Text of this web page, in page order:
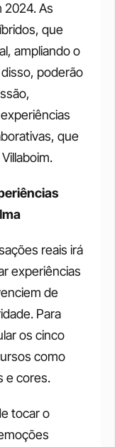
2024. As
que
ampliando o
poderão
que
reais irá
experiências
de
Para
os cinco
como
e cores.
tocar o